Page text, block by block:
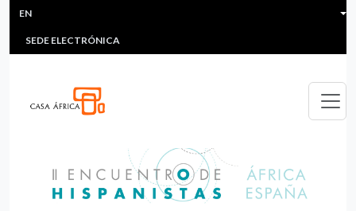
Skip to main content
HEADER MENU
MULTIMEDIA
SEDE ELECTRÓNICA
EN